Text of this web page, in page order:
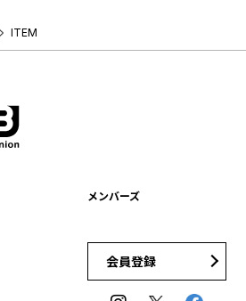
ITEM
メンバーズ
会員登録